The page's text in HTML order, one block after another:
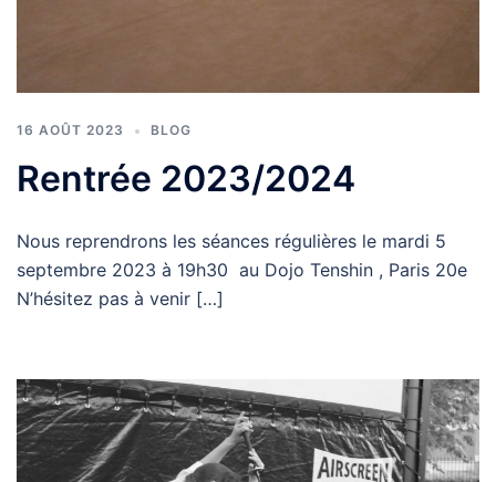
16 AOÛT 2023 BLOG
Rentrée 2023/2024
Nous reprendrons les séances régulières le mardi 5
septembre 2023 à 19h30 au Dojo Tenshin , Paris 20e
N’hésitez pas à venir […]